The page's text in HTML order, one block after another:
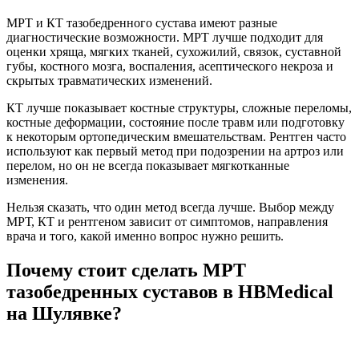
МРТ и КТ тазобедренного сустава имеют разные
диагностические возможности. МРТ лучше подходит для
оценки хряща, мягких тканей, сухожилий, связок, суставной
губы, костного мозга, воспаления, асептического некроза и
скрытых травматических изменений.
КТ лучше показывает костные структуры, сложные переломы,
костные деформации, состояние после травм или подготовку
к некоторым ортопедическим вмешательствам. Рентген часто
используют как первый метод при подозрении на артроз или
перелом, но он не всегда показывает мягкотканные
изменения.
Нельзя сказать, что один метод всегда лучше. Выбор между
МРТ, КТ и рентгеном зависит от симптомов, направления
врача и того, какой именно вопрос нужно решить.
Почему стоит сделать МРТ
тазобедренных суставов в HBMedical
на Шулявке?